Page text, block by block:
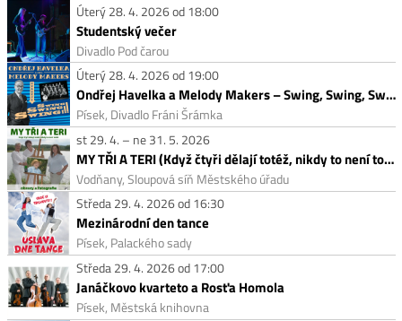
Úterý 28. 4. 2026 od 18:00
Studentský večer
Divadlo Pod čarou
Úterý 28. 4. 2026 od 19:00
Ondřej Havelka a Melody Makers – Swing, Swing, Swing!
Písek, Divadlo Fráni Šrámka
st 29. 4. – ne 31. 5. 2026
MY TŘI A TERI (Když čtyři dělají totéž, nikdy to není totéž.)
Vodňany, Sloupová síň Městského úřadu
Středa 29. 4. 2026 od 16:30
Mezinárodní den tance
Písek, Palackého sady
Středa 29. 4. 2026 od 17:00
Janáčkovo kvarteto a Rosťa Homola
Písek, Městská knihovna